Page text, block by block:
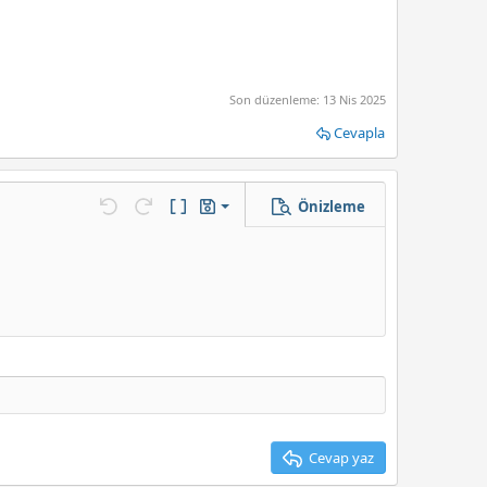
Son düzenleme: 13 Nis 2025
Cevapla
Geri alileri alBB Kod aç/kapat
Taslaklar
Taslağı kaydet
Önizleme
Cevap yaz